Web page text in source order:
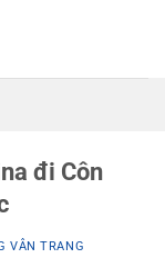
đi Côn
VÂN TRANG